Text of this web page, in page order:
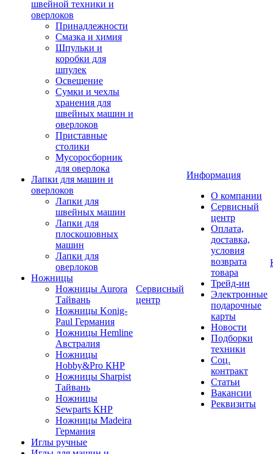
швейной техники и
оверлоков
Принадлежности
Смазка и химия
Шпульки и
коробки для
шпулек
Освещение
Сумки и чехлы
хранения для
швейных машин и
оверлоков
Приставные
столики
Мусоросборник
для оверлока
Лапки для машин и
оверлоков
Лапки для
швейных машин
Лапки для
плоскошовных
машин
Лапки для
оверлоков
Ножницы
Ножницы Aurora
Тайвань
Ножницы Konig-
Paul Германия
Ножницы Hemline
Австралия
Ножницы
Hobby&Pro КНР
Ножницы Sharpist
Тайвань
Ножницы
Sewparts КНР
Ножницы Madeira
Германия
Иглы ручные
Сервисный
центр
Информация
О компании
Сервисный
центр
Оплата,
доставка,
условия
возврата
товара
Трейд-ин
Электронные
подарочные
карты
Новости
Подборки
техники
Соц.
контракт
Статьи
Вакансии
Реквизиты